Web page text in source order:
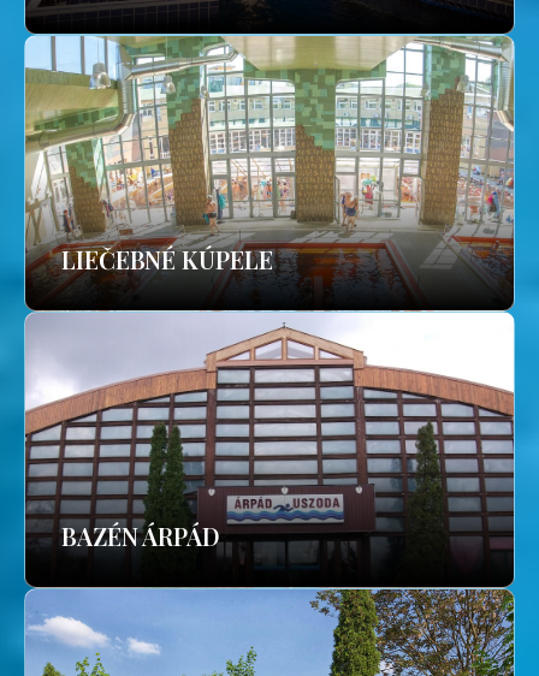
LIEČEBNÉ KÚPELE
BAZÉN ÁRPÁD